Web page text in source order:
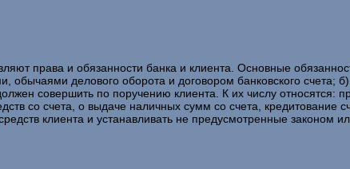
права и обязанности банка и клиента. Основные
делового оборота и договором банковского счета;
совершить по поручению клиента. К их числу относятся:
со счета, о выдаче наличных сумм со счета, кредитование
клиента и устанавливать не предусмотренные законом